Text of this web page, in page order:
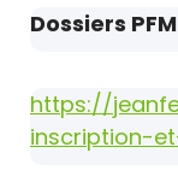
Dossiers
https://
inscription-